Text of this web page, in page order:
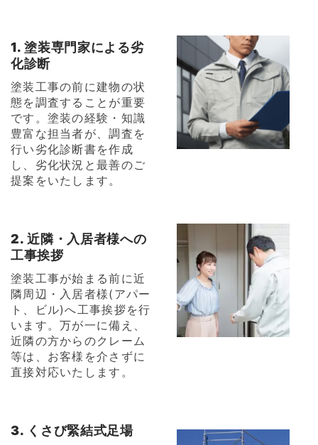
1. 塗装専門家による劣
化診断
塗装工事の前に建物の状
態を調査することが重要
です。塗装の経験・知識
豊富な担当者が、調査を
行い劣化診断書を作成
し、劣化状況と最善のご
提案をいたします。
2. 近隣・入居者様への
工事挨拶
塗装工事が始まる前に近
隣周辺・入居者様(アパー
ト、ビル)へ工事挨拶を行
います。万が一に備え、
近隣の方からのクレーム
等は、お客様を介さずに
直接対応いたします。
3. くさび緊結式足場